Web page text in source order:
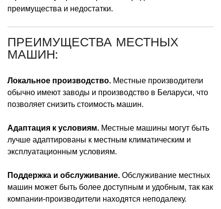
преимущества и недостатки.
ПРЕИМУЩЕСТВА МЕСТНЫХ
МАШИН:
Локальное производство. Местные производители
обычно имеют заводы и производство в Беларуси, что
позволяет снизить стоимость машин.
Адаптация к условиям. Местные машины могут быть
лучше адаптированы к местным климатическим и
эксплуатационным условиям.
Поддержка и обслуживание. Обслуживание местных
машин может быть более доступным и удобным, так как
компании-производители находятся неподалеку.